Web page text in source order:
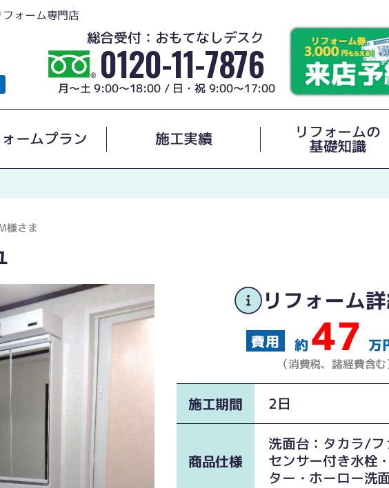
ォーム専門店
総合受付：おもてなしデスク
0120-11-7876
月～土 9:00～18:00 / 日・祝 9:00～17:00
ームプラン 施工実績 リフォームの
基礎知識
様さま
リフォーム
約 47 万
（消費税、諸経費含む
施工期間 2日
商品仕様
洗面台：タカラ/フ
センサー付き水栓
ター・ホーロー洗